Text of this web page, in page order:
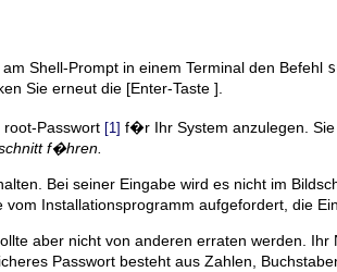
Shell-Prompt in einem Terminal den Befehl
Sie erneut die [Enter-Taste ]
Passwort [1] f�r Ihr System anzulegen.
f�hren.
Bei seiner Eingabe wird es nicht im
Installationsprogramm aufgefordert, die
aber nicht von anderen erraten werden. Ihr
Passwort besteht aus Zahlen,